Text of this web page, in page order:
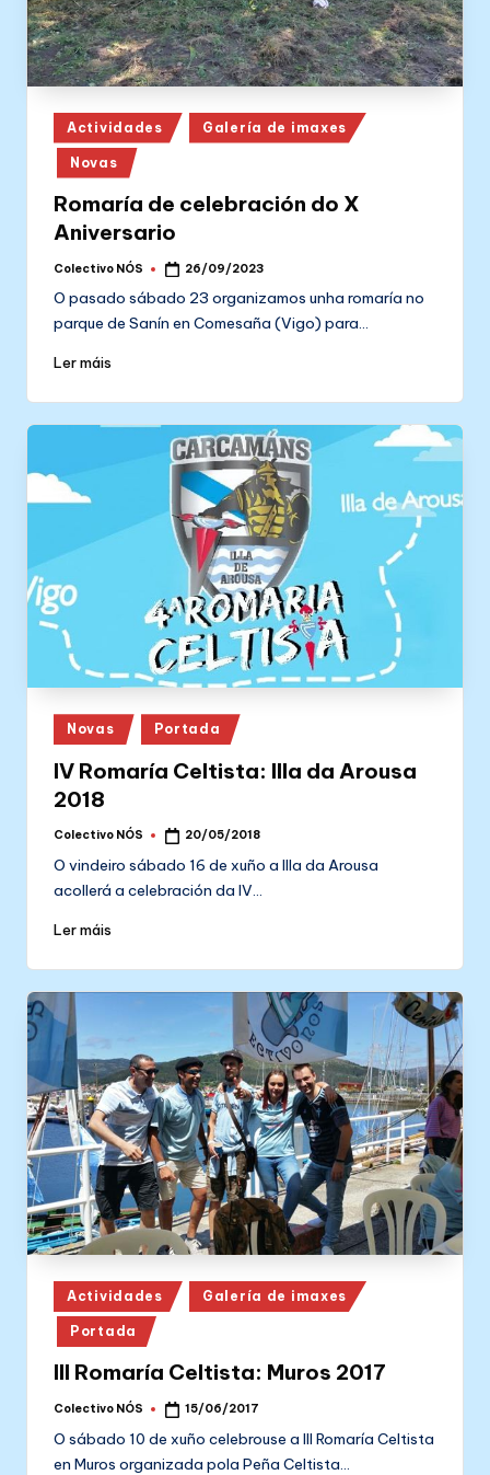
Posted
in
Actividades Galería de imaxes
Novas
Romaría de celebración do X
Aniversario
Posted
Colectivo NÓS 26/09/2023
O pasado sábado 23 organizamos unha romaría no
parque de Sanín en Comesaña (Vigo) para…
Ler máis
Posted
in
Novas Portada
IV Romaría Celtista: Illa da Arousa
2018
Posted
Colectivo NÓS 20/05/2018
O vindeiro sábado 16 de xuño a Illa da Arousa
acollerá a celebración da IV…
Ler máis
Posted
in
Actividades Galería de imaxes
Portada
III Romaría Celtista: Muros 2017
Posted
Colectivo NÓS 15/06/2017
O sábado 10 de xuño celebrouse a III Romaría Celtista
en Muros organizada pola Peña Celtista…